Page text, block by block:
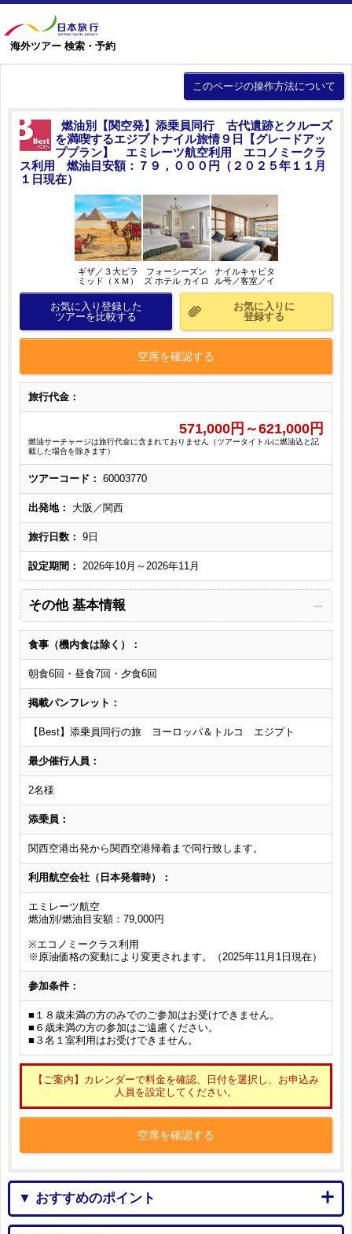
海外ツアー 検索・予約
このページの操作方法について
燃油別【関空発】添乗員同行 古代遺跡とクルーズ
を満喫するエジプトナイル旅情９日【グレードアッ
ププラン】 エミレーツ航空利用 エコノミークラ
ス利用 燃油目安額：７９，０００円（２０２５年１１月
１日現在）
ギザ／３大ピラ
ミッド（ＸＭ）
フォーシーズン
ズ ホテル カイロ
客室／イメージ
ナイルキャピタ
ル号／客室／イ
お気に入り登録した
ツアーを比較する
お気に入りに
登録する
空席を確認する
旅行代金：
571,000 円～621,000 円
燃油サーチャージは旅行代金に含まれておりません（ツアータイトルに燃油込と記
載した場合を除きます）
ツアーコード： 60003770
出発地： 大阪／関西
旅行日数： 9日
設定期間： 2026年10月～2026年11月
その他 基本情報
食事（機内食は除く）：
朝食6回・昼食7回・夕食6回
掲載パンフレット：
【Best】添乗員同行の旅 ヨーロッパ＆トルコ エジプト
最少催行人員：
2名様
添乗員：
関西空港出発から関西空港帰着まで同行致します。
利用航空会社（日本発着時）：
エミレーツ航空
燃油別/燃油目安額：79,000円
※エコノミークラス利用
※原油価格の変動により変更されます。（2025年11月1日現在）
参加条件：
■１８歳未満の方のみでのご参加はお受けできません。
■６歳未満の方の参加はご遠慮ください。
■３名１室利用はお受けできません。
【ご案内】カレンダーで料金を確認、日付を選択し、お申込み
人員を設定してください。
空席を確認する
▼ おすすめのポイント